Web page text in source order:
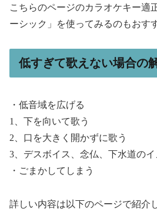
こちらのページのカラオケキー適
ーシック」を使ってみるのもおす
低すぎて歌えない場合の
・低音域を広げる
1、下を向いて歌う
2、口を大きく開かずに歌う
3、デスボイス、念仏、下水道のイ
・ごまかしてしまう
詳しい内容は以下のページで紹介